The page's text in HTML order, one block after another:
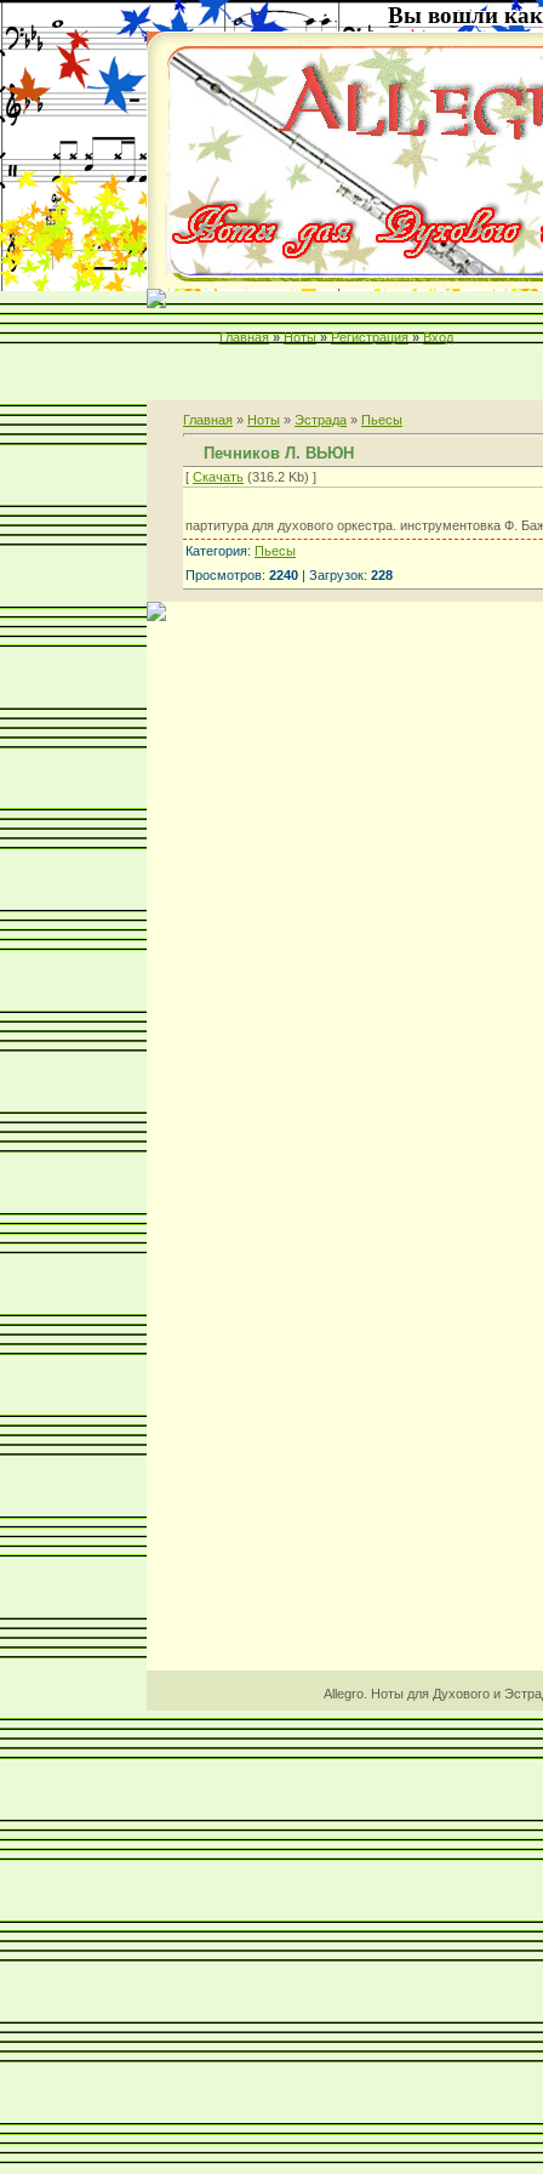
Вы вошли как
Главная » Ноты » Регистрация » Вход
Главная » Ноты » Эстрада » Пьесы
Печников Л. ВЬЮН
[ Скачать (316.2 Kb) ]
партитура для духового оркестра. инструментовка Ф.
Категория: Пьесы
Просмотров: 2240 | Загрузок: 228
Allegro. Ноты для Духового и